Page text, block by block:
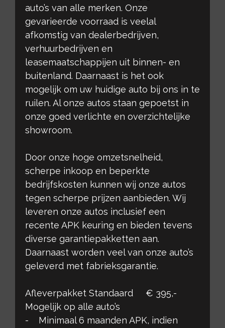
auto’s van alle merken. Onze
gevarieerde voorraad is veelal
afkomstig van dealerbedrijven,
verhuurbedrijven en
leasemaatschappijen uit binnen- en
buitenland. Daarnaast is het ook
mogelijk om uw huidige auto bij ons in te
ruilen. Al onze autos staan gepoetst in
onze goed verlichte en overzichtelijke
showroom.
Door onze hoge omzetsnelheid,
scherpe inkoop en beperkte
bedrijfskosten kunnen wij onze autos
tegen scherpe prijzen aanbieden. Wij
leveren onze autos inclusief een
recente APK keuring en bieden tevens
diverse garantiepakketten aan.
Daarnaast worden veel van onze auto’s
geleverd met fabrieksgarantie.
Afleverpakket Standaard € 395,-
Mogelijk op alle auto’s
- Minimaal 6 maanden APK, indien